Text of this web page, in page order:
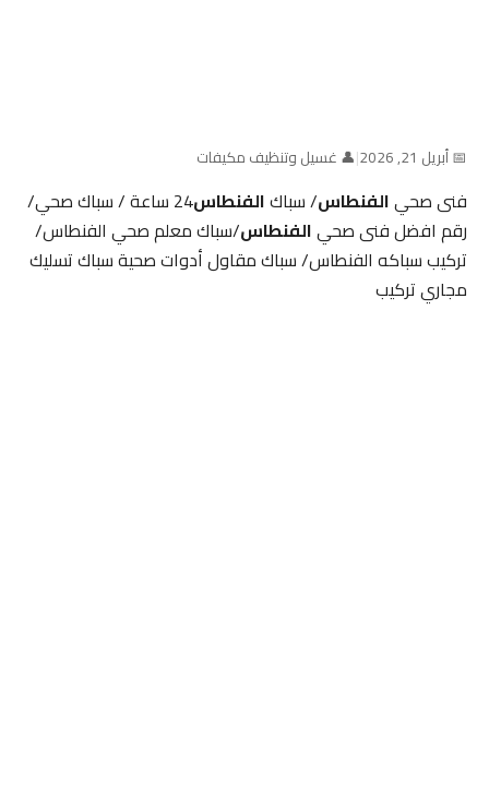
📅 أبريل 21, 2026 |👤 غسيل وتنظيف مكيفات
فنى صحيالفنطاس/ سباكالفنطاس
24 ساعة / سباك صحي/
رقم افضل فنى صحيالفنطاس/سباك معلم صحي الفنطاس/
تركيب سباكه الفنطاس/ سباك مقاول أدوات صحية سباك تسليك
مجاري تركيب